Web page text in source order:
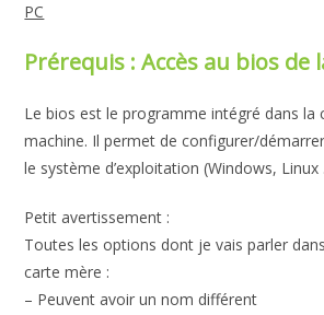
PC
Prérequis : Accès au bios de
Le bios est le programme intégré dans la
machine. Il permet de configurer/
le système d’exploitation (Windows, Linux
Petit avertissement :
Toutes les options dont je vais parler
carte mère :
– Peuvent avoir un nom différent